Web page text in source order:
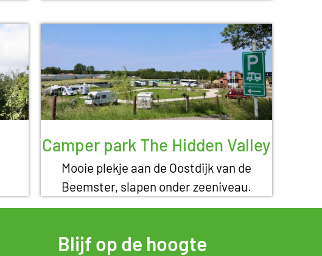
Camper park The Hidden Valley
Mooie plekje aan de Oostdijk van de
Beemster, slapen onder zeeniveau.
Blijf op de hoogte